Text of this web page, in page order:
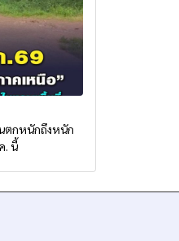
ตกหนักถึงหนัก
. นี้